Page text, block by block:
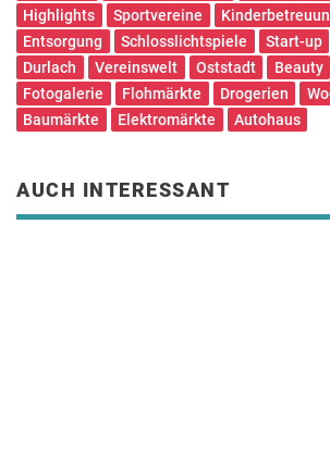
Highlights
Sportvereine
Entsorgung
Schlosslichtspiele Start-up
Durlach
Vereinswelt Oststadt Beauty
Fotogalerie
Flohmärkte Drogerien
Baumärkte
Elektromärkte Autohaus
AUCH INTERESSANT